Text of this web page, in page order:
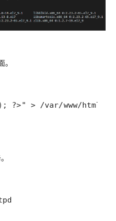
?>" > /var/www/html/